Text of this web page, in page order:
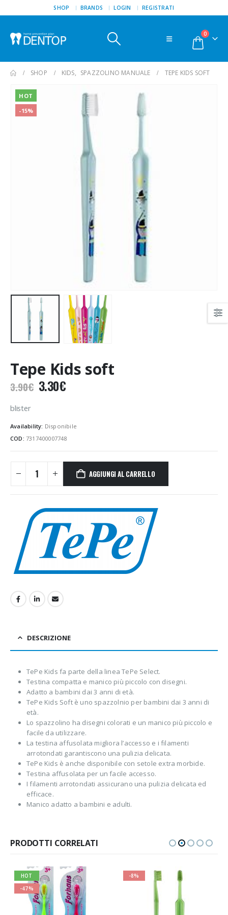
SHOP BRANDS LOGIN REGISTRATI
0
SHOP KIDS, SPAZZOLINO MANUALE TEPE KIDS SOFT
HOT
-15%
Tepe Kids soft
3.90€ Il
prezzo
era:
3.90€.
3.30€Il
è:
3.30€.
blister
Availability: Disponibile
COD: 7317400007748
AGGIUNGI AL CARRELLO
DESCRIZIONE
TePe Kids fa parte della linea TePe Select.
Testina compatta e manico più piccolo con disegni.
Adatto a bambini dai 3 anni di età.
TePe Kids Soft è uno spazzolnio per bambini dai 3 anni di
età.
Lo spazzolino ha disegni colorati e un manico più piccolo e
facile da utilizzare.
La testina affusolata migliora l’accesso e i filamenti
arrotondati garantiscono una pulizia delicata.
TePe Kids è anche disponibile con setole extra morbide.
Testina affusolata per un facile accesso.
I filamenti arrotondati assicurano una pulizia delicata ed
efficace.
Manico adatto a bambini e adulti.
PRODOTTI CORRELATI
HOT
-47%
-8%